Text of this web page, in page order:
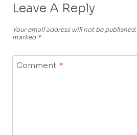
Leave A Reply
Your email address will not be published.
marked *
Comment *